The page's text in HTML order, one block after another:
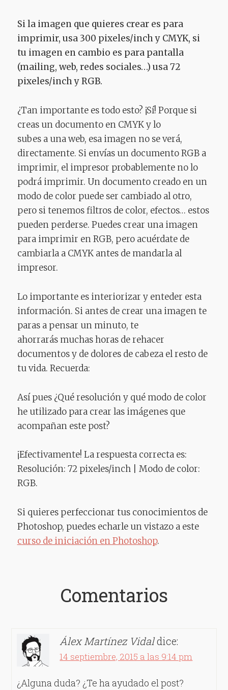
Si la imagen que quieres crear es para
imprimir, usa 300 pixeles/inch y CMYK, si
tu imagen en cambio es para pantalla
(mailing, web, redes sociales…) usa 72
pixeles/inch y RGB.
¿Tan importante es todo esto? ¡Sí! Porque si
creas un documento en CMYK y lo
subes a una web, esa imagen no se verá,
directamente. Si envías un documento RGB a
imprimir, el impresor probablemente no lo
podrá imprimir. Un documento creado en un
modo de color puede ser cambiado al otro,
pero si tenemos filtros de color, efectos… estos
pueden perderse. Puedes crear una imagen
para imprimir en RGB, pero acuérdate de
cambiarla a CMYK antes de mandarla al
impresor.
Lo importante es interiorizar y enteder esta
información. Si antes de crear una imagen te
paras a pensar un minuto, te
ahorrarás muchas horas de rehacer
documentos y de dolores de cabeza el resto de
tu vida. Recuerda:
Así pues ¿Qué resolución y qué modo de color
he utilizado para crear las imágenes que
acompañan este post?
¡Efectivamente! La respuesta correcta es:
Resolución: 72 pixeles/inch | Modo de color:
RGB.
Si quieres perfeccionar tus conocimientos de
Photoshop, puedes echarle un vistazo a este
curso de iniciación en Photoshop.
Comentarios
Álex Martínez Vidaldice:
14 septiembre, 2015 a las 9:14 pm
¿Alguna duda? ¿Te ha ayudado el post?